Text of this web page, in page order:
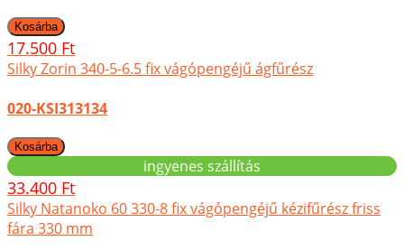
17.500 Ft
Silky Zorin 340-5-6.5 fix vágópengéjű ágfűrész
020-KSI313134
ingyenes szállítás
33.400 Ft
Silky Natanoko 60 330-8 fix vágópengéjű kézifűrész friss
fára 330 mm